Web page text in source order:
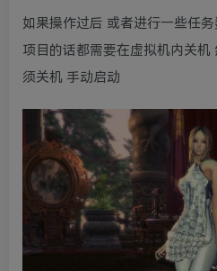
如果操作过后 或者进行一些任
项目的话都需要在虚拟机内关
须关机 手动启动